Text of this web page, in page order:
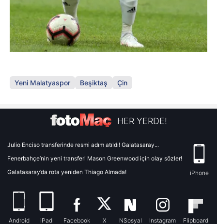
Yeni Malatyaspor Beşiktaş Çin
HER YERDE!
Julio Enciso transferinde resmi adım atıldı! Galatasaray...
Fenerbahçe’nin yeni transferi Mason Greenwood için olay sözler!
Galatasaray’da rota yeniden Thiago Almada!
iPhone
Android iPad Facebook X NSosyal Instagram Flipboard